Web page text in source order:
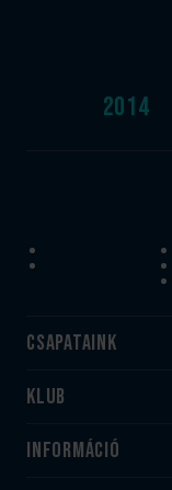
2014
Csapataink
Felnőtt
Utánpótlás
Klub
#HandballFamily
Információ